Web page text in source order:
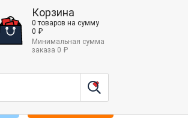
Корзина
0 товаров на сумму
0 ₽
Минимальная сумма
заказа 0 ₽